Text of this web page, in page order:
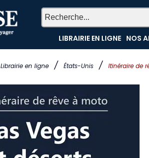
Librairie en ligne / États-Unis / Itinéraire de
LIBRAIRIE EN LIGNE NOS